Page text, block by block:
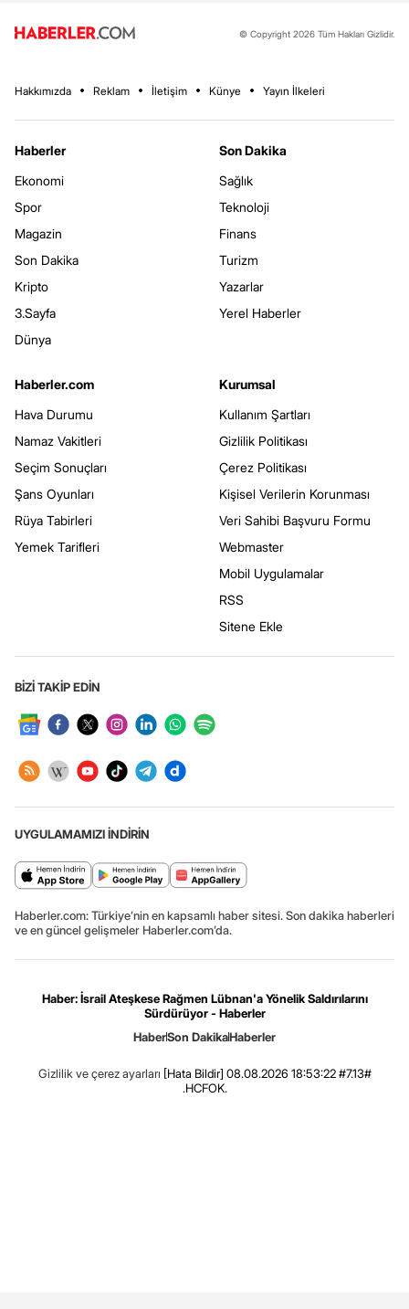
© Copyright 2026 Tüm Hakları Gizlidir.
Hakkımızda Reklam İletişim Künye Yayın İlkeleri
Haberler
Ekonomi
Spor
Magazin
Son Dakika
Kripto
3.Sayfa
Dünya
Son Dakika
Sağlık
Teknoloji
Finans
Turizm
Yazarlar
Yerel Haberler
Haberler.com
Hava Durumu
Namaz Vakitleri
Seçim Sonuçları
Şans Oyunları
Rüya Tabirleri
Yemek Tarifleri
Kurumsal
Kullanım Şartları
Gizlilik Politikası
Çerez Politikası
Kişisel Verilerin Korunması
Veri Sahibi Başvuru Formu
Webmaster
Mobil Uygulamalar
RSS
Sitene Ekle
BİZİ TAKİP EDİN
UYGULAMAMIZI İNDİRİN
Haberler.com: Türkiye’nin en kapsamlı haber sitesi. Son dakika haberleri
ve en güncel gelişmeler Haberler.com’da.
Haber: İsrail Ateşkese Rağmen Lübnan'a Yönelik Saldırılarını
Sürdürüyor - Haberler
HaberSon DakikaHaberler
Gizlilik ve çerez ayarları [Hata Bildir] 08.08.2026 18:53:22 #7.13#
.HCFOK.